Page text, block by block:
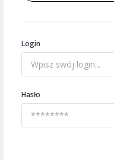
Login
Hasło